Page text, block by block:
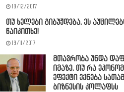
19/12/2017
თუ ხელები გიბუჟდება, ეს
წაიკითხე!
19/11/2017
მთავრობა უნდა
იმაზე, თუ რა
ეფექტი ექნება
ბიზნესის კოლაფსს